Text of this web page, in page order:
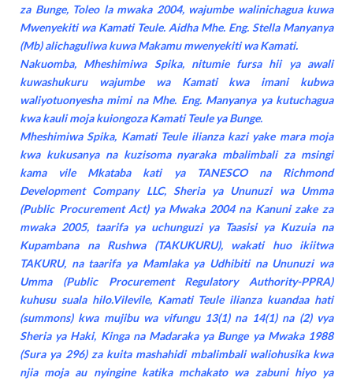
za Bunge, Toleo la mwaka 2004, wajumbe walinichagua kuwa
Mwenyekiti wa Kamati Teule. Aidha Mhe. Eng. Stella Manyanya
(Mb) alichaguliwa kuwa Makamu mwenyekiti wa Kamati.
Nakuomba, Mheshimiwa Spika, nitumie fursa hii ya awali
kuwashukuru wajumbe wa Kamati kwa imani kubwa
waliyotuonyesha mimi na Mhe. Eng. Manyanya ya kutuchagua
kwa kauli moja kuiongoza Kamati Teule ya Bunge.
Mheshimiwa Spika, Kamati Teule ilianza kazi yake mara moja
kwa kukusanya na kuzisoma nyaraka mbalimbali za msingi
kama vile Mkataba kati ya TANESCO na Richmond
Development Company LLC, Sheria ya Ununuzi wa Umma
(Public Procurement Act) ya Mwaka 2004 na Kanuni zake za
mwaka 2005, taarifa ya uchunguzi ya Taasisi ya Kuzuia na
Kupambana na Rushwa (TAKUKURU), wakati huo ikiitwa
TAKURU, na taarifa ya Mamlaka ya Udhibiti na Ununuzi wa
Umma (Public Procurement Regulatory Authority-PPRA)
kuhusu suala hilo.Vilevile, Kamati Teule ilianza kuandaa hati
(summons) kwa mujibu wa vifungu 13(1) na 14(1) na (2) vya
Sheria ya Haki, Kinga na Madaraka ya Bunge ya Mwaka 1988
(Sura ya 296) za kuita mashahidi mbalimbali waliohusika kwa
njia moja au nyingine katika mchakato wa zabuni hiyo ya